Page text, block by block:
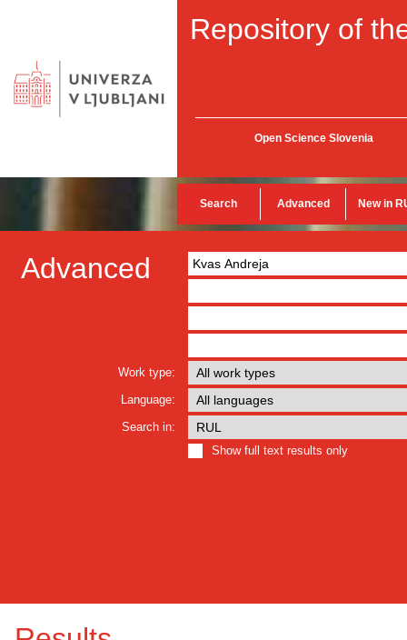
Repository of
Open Science Slovenia
Search Advanced New in
Advanced
Work type:
Language:
Search in:
Show full text results only